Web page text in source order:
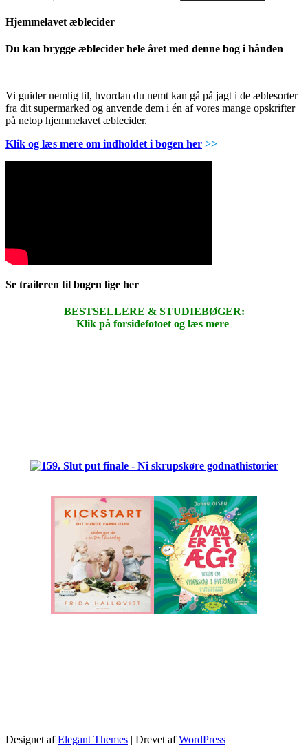
Hjemmelavet æblecider
Du kan brygge æblecider hele året med denne bog i hånden
Vi guider nemlig til, hvordan du nemt kan gå på jagt i de æblesorter
fra dit supermarked og anvende dem i én af vores mange opskrifter
på netop hjemmelavet æblecider.
Klik og læs mere om indholdet i bogen her >>
Se traileren til bogen lige her
BESTSELLERE & STUDIEBØGER:
Klik på forsidefotoet og læs mere
Designet afElegant Themes | Drevet afWordPress